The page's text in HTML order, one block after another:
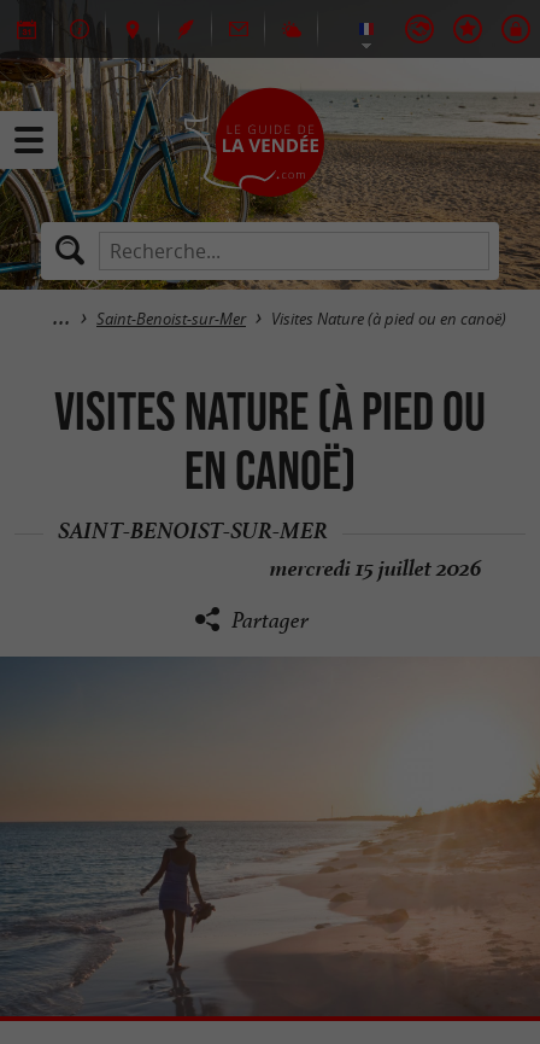
Saint-Benoist-sur-Mer Visites Nature (à pied ou en canoë)
Visites Nature (à pied ou
en canoë)
SAINT-BENOIST-SUR-MER
mercredi 15 juillet 2026
Partager